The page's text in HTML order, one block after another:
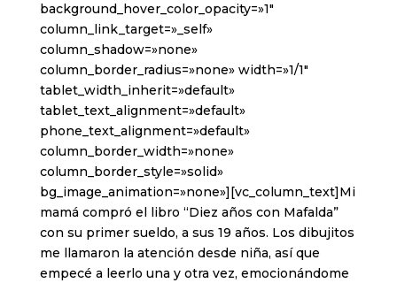
background_hover_color_opacity=»1″
column_link_target=»_self»
column_shadow=»none»
column_border_radius=»none» width=»1/1″
tablet_width_inherit=»default»
tablet_text_alignment=»default»
phone_text_alignment=»default»
column_border_width=»none»
column_border_style=»solid»
bg_image_animation=»none»][vc_column_text]Mi
mamá compró el libro “Diez años con Mafalda”
con su primer sueldo, a sus 19 años. Los dibujitos
me llamaron la atención desde niña, así que
empecé a leerlo una y otra vez, emocionándome